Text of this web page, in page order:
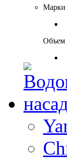
Марки
Объем